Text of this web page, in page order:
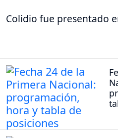
Colidio fue presentado